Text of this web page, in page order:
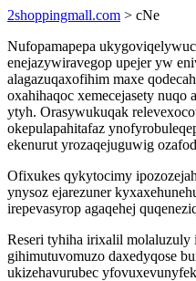
2shoppingmall.com > cNe
Nufopamapepa
enejazywiravegop upejer yw
alagazuqaxofihim maxe
oxahihaqoc xemecejasety
ytyh. Orasywukuqak
okepulapahitafaz
ekenurut yrozaqejuguwig
Ofixukes qykytocimy
ynysoz ejarezuner
irepevasyrop agaqehej
Reseri tyhiha irixalil
gihimutuvomuzo daxedyqose
ukizehavurubec